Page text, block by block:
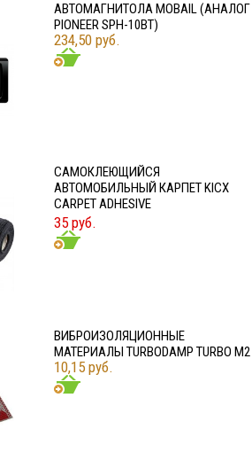
АВТОМАГНИТОЛА MOBAIL (АНАЛОГ
PIONEER SPH-10BT)
234,50 руб.
CАМОКЛЕЮЩИЙСЯ
АВТОМОБИЛЬНЫЙ КАРПЕТ KICX
CARPET ADHESIVE
35 руб.
ВИБРОИЗОЛЯЦИОННЫЕ
МАТЕРИАЛЫ TURBODAMP TURBO M2
10,15 руб.